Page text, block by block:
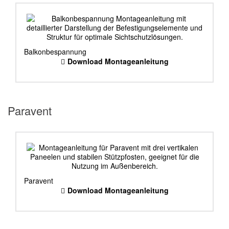
Balkonbespannung
Download Montageanleitung
Paravent
Paravent
Download Montageanleitung